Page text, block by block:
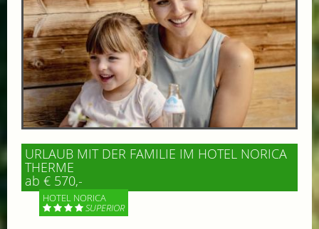
URLAUB MIT DER FAMILIE IM HOTEL NORICA
THERME
ab € 570,-
HOTEL NORICA
SUPERIOR